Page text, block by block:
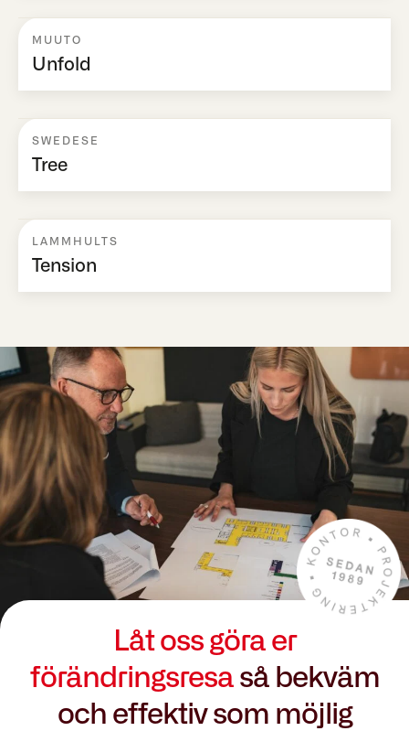
MUUTO
Unfold
SWEDESE
Tree
LAMMHULTS
Tension
Låt oss göra er
förändringsresa så bekväm
och effektiv som möjlig